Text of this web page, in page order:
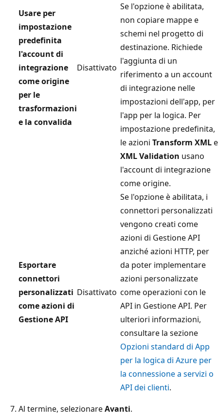
Usare per
impostazione
predefinita
l'account di
integrazione
come origine
per le
trasformazioni
e la convalida
Disattivato
Se l'opzione è abilitata,
non copiare mappe e
schemi nel progetto di
destinazione. Richiede
l'aggiunta di un
riferimento a un account
di integrazione nelle
impostazioni dell'app, per
l'app per la logica. Per
impostazione predefinita,
le azioni Transform XMLe
XML Validation usano
l'account di integrazione
come origine.
Esportare
connettori
personalizzati
come azioni di
Gestione API
Disattivato
Se l'opzione è abilitata, i
connettori personalizzati
vengono creati come
azioni di Gestione API
anziché azioni HTTP, per
da poter implementare
azioni personalizzate
come operazioni con le
API in Gestione API. Per
ulteriori informazioni,
consultare la sezione
Opzioni standard di App
per la logica di Azure per
la connessione a servizi o
API dei clienti.
Al termine, selezionareAvanti.